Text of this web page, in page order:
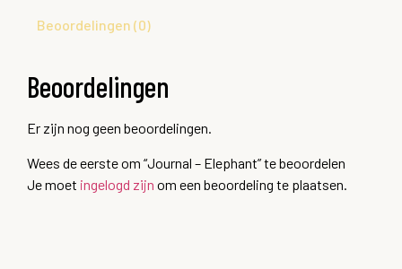
Beoordelingen (0)
Beoordelingen
Er zijn nog geen beoordelingen.
Wees de eerste om “Journal – Elephant” te beoordelen
Je moet ingelogd zijn om een beoordeling te plaatsen.